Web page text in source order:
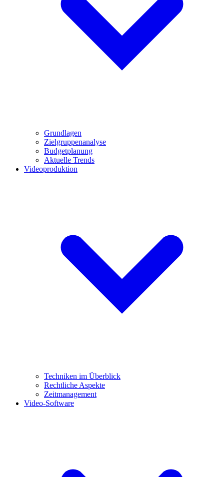
Grundlagen
Zielgruppenanalyse
Budgetplanung
Aktuelle Trends
Videoproduktion
Techniken im Überblick
Rechtliche Aspekte
Zeitmanagement
Video-Software